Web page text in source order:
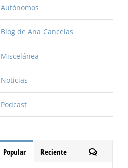
Autónomos
Blog de Ana Cancelas
Miscelánea
Noticias
Podcast
Popular Reciente